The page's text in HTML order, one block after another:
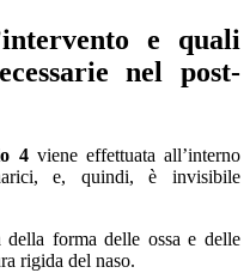
e quali
nel post-
4viene effettuata all’interno
e, quindi, è invisibile
della forma delle ossa e delle
rigida del naso.